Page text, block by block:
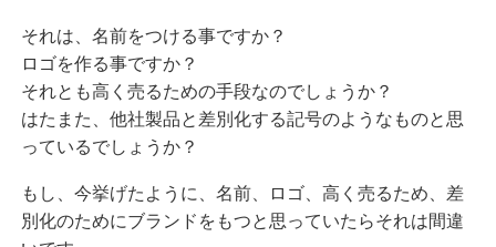
それは、名前をつける事ですか？
ロゴを作る事ですか？
それとも高く売るための手段なのでしょうか？
はたまた、他社製品と差別化する記号のようなものと思
っているでしょうか？
もし、今挙げたように、名前、ロゴ、高く売るため、差
別化のためにブランドをもつと思っていたらそれは間違